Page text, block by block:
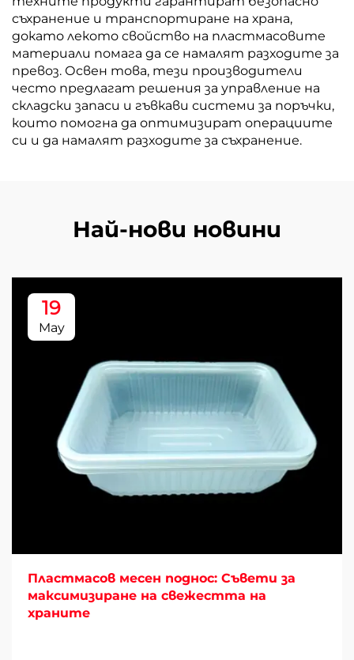
съхранение и транспортиране на храна,
докато лекото свойство на пластмасовите
материали помага да се намалят разходите за
превоз. Освен това, тези производители
често предлагат решения за управление на
складски запаси и гъвкави системи за поръчки,
които помогна да оптимизират операциите
си и да намалят разходите за съхранение.
Най-нови новини
19
May
Пластмасов месен поднос: Съвети за
максимизиране на свежестта на
храните